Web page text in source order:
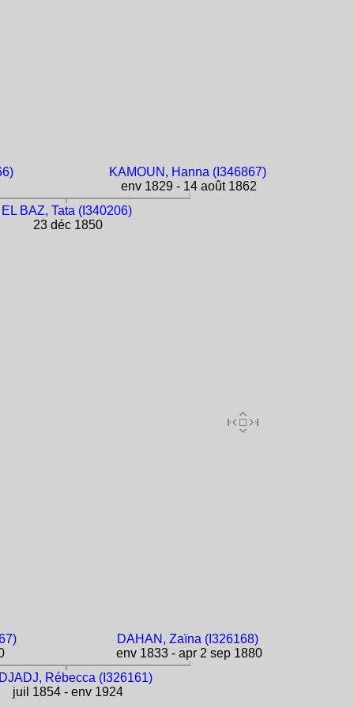
KAMOUN, Hanna (I346867)
env 1829 - 14 août 1862
EL BAZ, Tata (I340206)
23 déc 1850
DAHAN, Zaïna (I326168)
env 1833 - apr 2 sep 1880
Rébecca (I326161)
juil 1854 - env 1924